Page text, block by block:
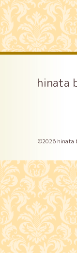
hinata
©2026 hinata